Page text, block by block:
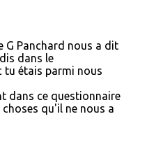
G Panchard nous a dit
dans le
tu étais parmi nous
dans ce questionnaire
qu'il ne nous a